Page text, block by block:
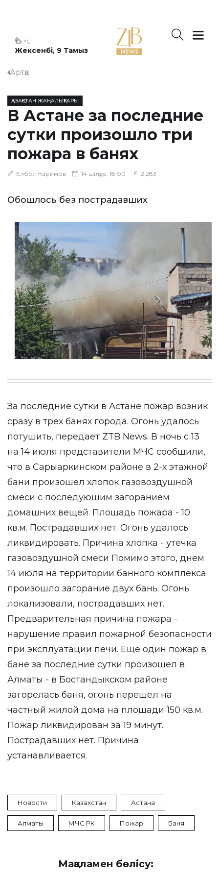
Жексенбі, 9 Тамыз
°C
Артқа
ҚАЗАҚСТАН ЖАҢАЛЫҚТАРЫ
В Астане за последние
сутки произошло три
пожара в банях
Елбол Каримов 14 шілде, 18:00 2,283
Обошлось без пострадавших
За последние сутки в Астане пожар возник
сразу в трех банях города. Огонь удалось
потушить, передает ZTB News. В ночь с 13
на 14 июля представители МЧС сообщили,
что в Сарыаркинском районе в 2-х этажной
бани произошел хлопок газовоздушной
смеси с последующим загоранием
домашних вещей. Площадь пожара - 10
кв.м. Пострадавших нет. Огонь удалось
ликвидировать. Причина хлопка - утечка
газовоздушной смеси Помимо этого, днем
14 июля на территории банного комплекса
произошло загорание двух бань. Огонь
локализовали, пострадавших нет.
Предварительная причина пожара -
нарушение правил пожарной безопасности
при эксплуатации печи. Еще один пожар в
бане за последние сутки произошел в
Алматы - в Бостандыкском районе
загорелась баня, огонь перешел на
частный жилой дома на площади 150 кв.м.
Пожар ликвидирован за 19 минут.
Пострадавших нет. Причина
устанавливается.
Новости Казахстан Астана
Алматы МЧС РК Пожар Баня
Мақаламен бөлісу: